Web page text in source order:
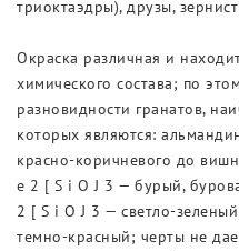
триоктаэдры), друзы,
Окраска различная и
химического состава; по
разновидности гранатов,
которых являются:
красно-коричневого до
e 2 [ S i O J 3 — бурый,
2 [ S i O J 3 — светло-
темно-красный; черты не